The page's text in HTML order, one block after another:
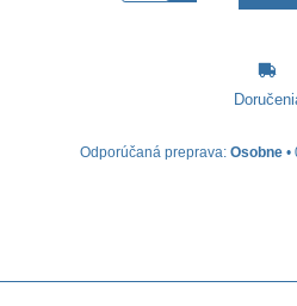
Osobne •